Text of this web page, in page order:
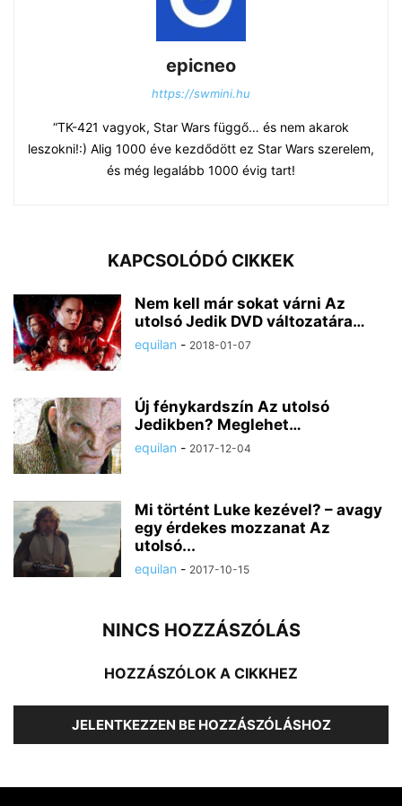
epicneo
https://swmini.hu
“TK-421 vagyok, Star Wars függő… és nem akarok
leszokni!:) Alig 1000 éve kezdődött ez Star Wars szerelem,
és még legalább 1000 évig tart!
KAPCSOLÓDÓ CIKKEK
Nem kell már sokat várni Az
utolsó Jedik DVD változatára…
equilan - 2018-01-07
Új fénykardszín Az utolsó
Jedikben? Meglehet…
equilan - 2017-12-04
Mi történt Luke kezével? – avagy
egy érdekes mozzanat Az
utolsó...
equilan - 2017-10-15
NINCS HOZZÁSZÓLÁS
HOZZÁSZÓLOK A CIKKHEZ
JELENTKEZZEN BE HOZZÁSZÓLÁSHOZ